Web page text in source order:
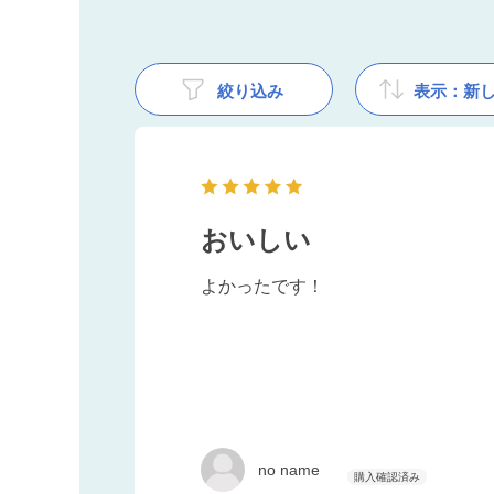
絞り込み 表示：新
おいしい
よかったです！
no name